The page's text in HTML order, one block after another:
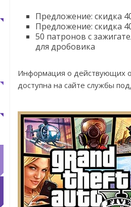
Предложение: скидка
Предложение: скидка
50 патронов с
для дробовика
Информация о действующих
доступна на сайте службы